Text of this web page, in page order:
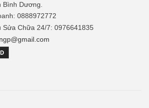
Bình Dương.
0888972772
Sửa Chữa 24/7: 0976641835